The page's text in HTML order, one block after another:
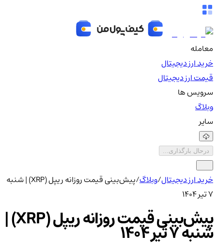
معامله
خرید ارز دیجیتال
قیمت ارز دیجیتال
سرویس ها
وبلاگ
سایر
درحال بارگذاری...
خرید ارز دیجیتال/وبلاگ/
پیش‌بینی قیمت روزانه ریپل (XRP) | شنبه
۷ تیر ۱۴۰۴
پیش‌بینی قیمت روزانه ریپل (XRP) |
شنبه ۷ تیر ۱۴۰۴